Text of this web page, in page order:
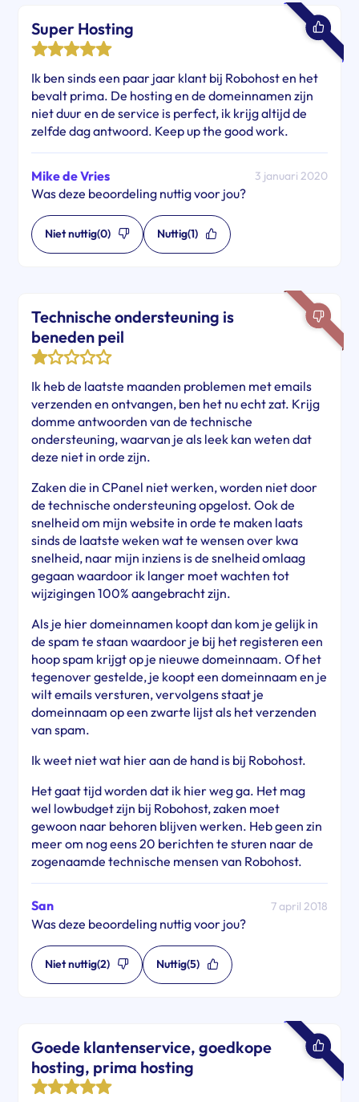
Super Hosting
Ik ben sinds een paar jaar klant bij Robohost en het
bevalt prima. De hosting en de domeinnamen zijn
niet duur en de service is perfect, ik krijg altijd de
zelfde dag antwoord. Keep up the good work.
Mike de Vries 3 januari 2020
Was deze beoordeling nuttig voor jou?
Niet nuttig(0) Nuttig(1)
Technische ondersteuning is
beneden peil
Ik heb de laatste maanden problemen met emails
verzenden en ontvangen, ben het nu echt zat. Krijg
domme antwoorden van de technische
ondersteuning, waarvan je als leek kan weten dat
deze niet in orde zijn.
Zaken die in CPanel niet werken, worden niet door
de technische ondersteuning opgelost. Ook de
snelheid om mijn website in orde te maken laats
sinds de laatste weken wat te wensen over kwa
snelheid, naar mijn inziens is de snelheid omlaag
gegaan waardoor ik langer moet wachten tot
wijzigingen 100% aangebracht zijn.
Als je hier domeinnamen koopt dan kom je gelijk in
de spam te staan waardoor je bij het registeren een
hoop spam krijgt op je nieuwe domeinnaam. Of het
tegenover gestelde, je koopt een domeinnaam en je
wilt emails versturen, vervolgens staat je
domeinnaam op een zwarte lijst als het verzenden
van spam.
Ik weet niet wat hier aan de hand is bij Robohost.
Het gaat tijd worden dat ik hier weg ga. Het mag
wel lowbudget zijn bij Robohost, zaken moet
gewoon naar behoren blijven werken. Heb geen zin
meer om nog eens 20 berichten te sturen naar de
zogenaamde technische mensen van Robohost.
San 7 april 2018
Was deze beoordeling nuttig voor jou?
Niet nuttig(2) Nuttig(5)
Goede klantenservice, goedkope
hosting, prima hosting